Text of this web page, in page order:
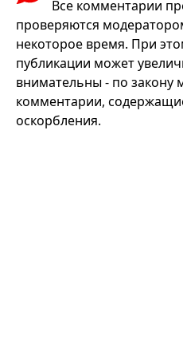
Все комментарии
проверяются
некоторое время. При
публикации может
внимательны - по
комментарии,
оскорбления.